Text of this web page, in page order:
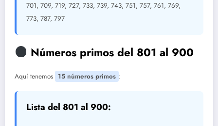
701, 709, 719, 727, 733, 739, 743, 751, 757, 761, 769,
773, 787, 797
Números primos del 801 al 900
Aquí tenemos 15 números primos :
Lista del 801 al 900: